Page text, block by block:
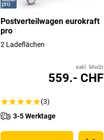
Postverteilwagen eurokraft
pro
2 Ladeflächen
exkl. MwSt
559.- CHF
(3)
3-5 Werktage